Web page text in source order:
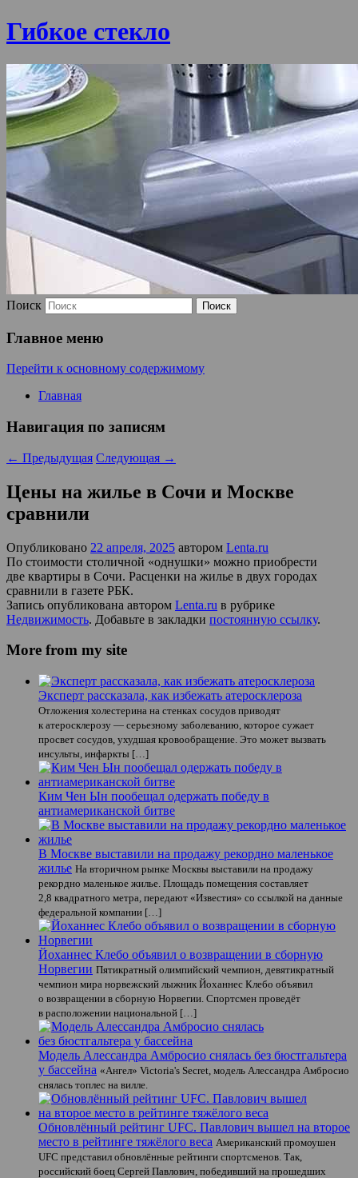
Гибкое стекло
Поиск
Главное меню
Перейти к основному содержимому
Главная
Навигация по записям
← Предыдущая Следующая →
Цены на жилье в Сочи и Москве
сравнили
Опубликовано 22 апреля, 2025 автором Lenta.ru
По стоимости столичной «однушки» можно приобрести
две квартиры в Сочи. Расценки на жилье в двух городах
сравнили в газете РБК.
Запись опубликована автором Lenta.ru в рубрике
Недвижимость. Добавьте в закладки постоянную ссылку.
More from my site
Эксперт рассказала, как избежать атеросклероза
Отложения холестерина на стенках сосудов приводят
к атеросклерозу — серьезному заболеванию, которое сужает
просвет сосудов, ухудшая кровообращение. Это может вызвать
инсульты, инфаркты […]
Ким Чен Ын пообещал одержать победу в
антиамериканской битве
В Москве выставили на продажу рекордно маленькое
жилье На вторичном рынке Москвы выставили на продажу
рекордно маленькое жилье. Площадь помещения составляет
2,8 квадратного метра, передают «Известия» со ссылкой на данные
федеральной компании […]
Йоханнес Клебо объявил о возвращении в сборную
Норвегии Пятикратный олимпийский чемпион, девятикратный
чемпион мира норвежский лыжник Йоханнес Клебо объявил
о возвращении в сборную Норвегии. Спортсмен проведёт
в расположении национальной […]
Модель Алессандра Амбросио снялась без бюстгальтера
у бассейна «Ангел» Victoria's Secret, модель Алессандра Амбросио
снялась топлес на вилле.
Обновлённый рейтинг UFC. Павлович вышел на второе
место в рейтинге тяжёлого веса Американский промоушен
UFC представил обновлённые рейтинги спортсменов. Так,
российский боец Сергей Павлович, победивший на прошедших